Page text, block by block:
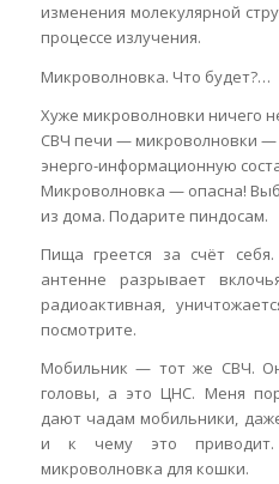
изменения молекулярной
процессе излучения.
Микроволновка. Что будет?…
Хуже микроволновки ничего
СВЧ печи — микроволновки
энерго-информационную
Микроволновка — опасна!
из дома. Подарите пиндосам.
Пища греется за счёт
антенне разрывает
радиоактивная,
посмотрите.
Мобильник — тот же СВЧ.
головы, а это ЦНС. Меня
дают чадам мобильники,
и к чему это
микроволновка для кошки.